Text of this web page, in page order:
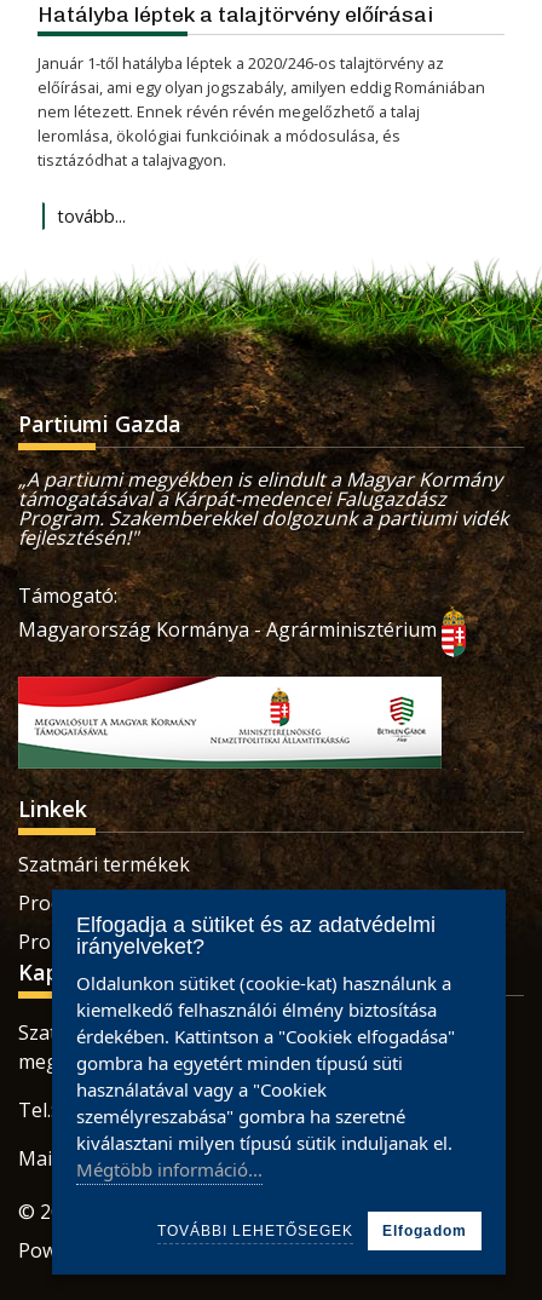
Hatályba léptek a talajtörvény előírásai
Január 1-től hatályba léptek a 2020/246-os talajtörvény az
előírásai, ami egy olyan jogszabály, amilyen eddig Romániában
nem létezett. Ennek révén révén megelőzhető a talaj
leromlása, ökológiai funkcióinak a módosulása, és
tisztázódhat a talajvagyon.
tovább...
Partiumi Gazda
„A partiumi megyékben is elindult a Magyar Kormány
támogatásával a Kárpát-medencei Falugazdász
Program. Szakemberekkel dolgozunk a partiumi vidék
fejlesztésén!"
Támogató:
Magyarország Kormánya - Agrárminisztérium
Linkek
Szatmári termékek
Produse sătmărene
Pro Economica Alapítvány
Kapcsolat
Szatmárnémeti, Retezatului utca, 32 szám, Szatmár
megye
Tel.: 0784465887 / 0733926673
Mail:
office@partiumigazda.ro
© 2021 partiumigazda.ro
Powered by
Elfogadja a sütiket és az adatvédelmi
irányelveket?
Oldalunkon sütiket (cookie-kat) használunk a
kiemelkedő felhasználói élmény biztosítása
érdekében. Kattintson a "Cookiek elfogadása"
gombra ha egyetért minden típusú süti
használatával vagy a "Cookiek
személyreszabása" gombra ha szeretné
kiválasztani milyen típusú sütik induljanak el.
Mégtöbb információ...
TOVÁBBI LEHETŐSEGEK Elfogadom